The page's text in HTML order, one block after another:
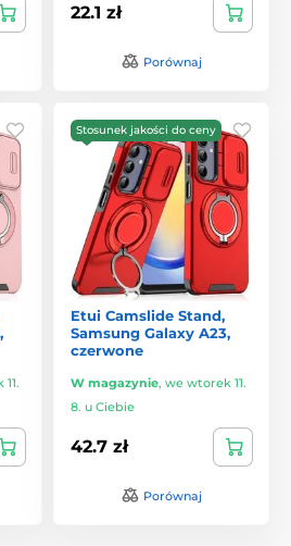
22.1 zł
Porównaj
Stosunek jakości do ceny
Etui Camslide Stand,
Samsung Galaxy A23,
czerwone
W magazynie, we wtorek 11.
8. u Ciebie
42.7 zł
Porównaj